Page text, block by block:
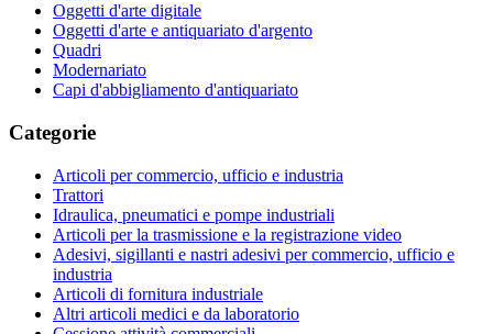
Oggetti d'arte digitale
Oggetti d'arte e antiquariato d'argento
Quadri
Modernariato
Capi d'abbigliamento d'antiquariato
Categorie
Articoli per commercio, ufficio e industria
Trattori
Idraulica, pneumatici e pompe industriali
Articoli per la trasmissione e la registrazione video
Adesivi, sigillanti e nastri adesivi per commercio, ufficio e
industria
Articoli di fornitura industriale
Altri articoli medici e da laboratorio